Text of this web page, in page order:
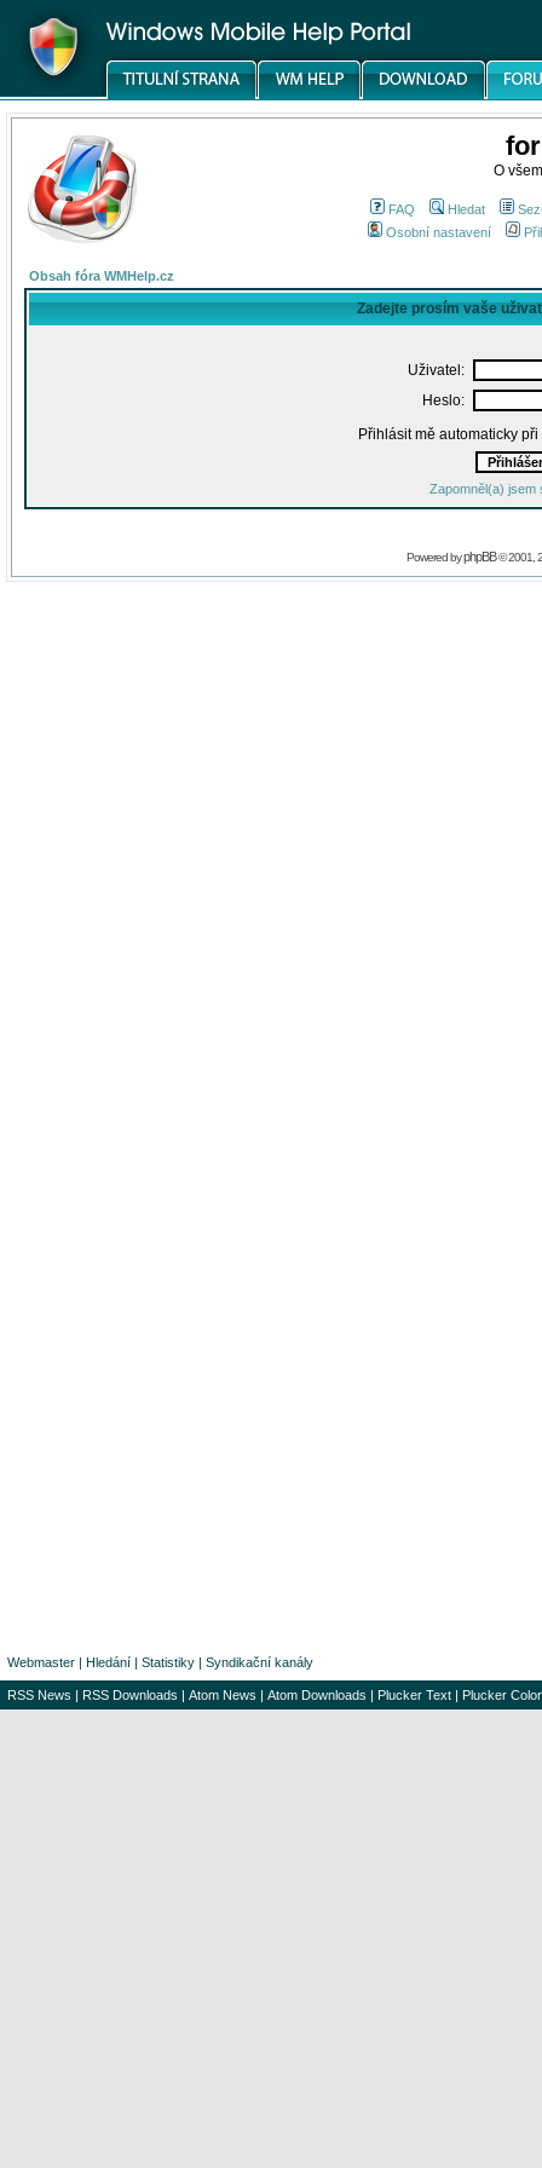
O
FAQ Hledat
Osobní nastavení
Obsah fóra WMHelp.cz
Zadejte prosím vaše
Uživatel:
Heslo:
Přihlásit mě automaticky
Zapomněl(a) jsem
Powered byphpBB© 2001,
Webmaster | Hledání | Statistiky | Syndikační kanály
RSS News | RSS Downloads | Atom News | Atom Downloads | Plucker Text | Plucker Color